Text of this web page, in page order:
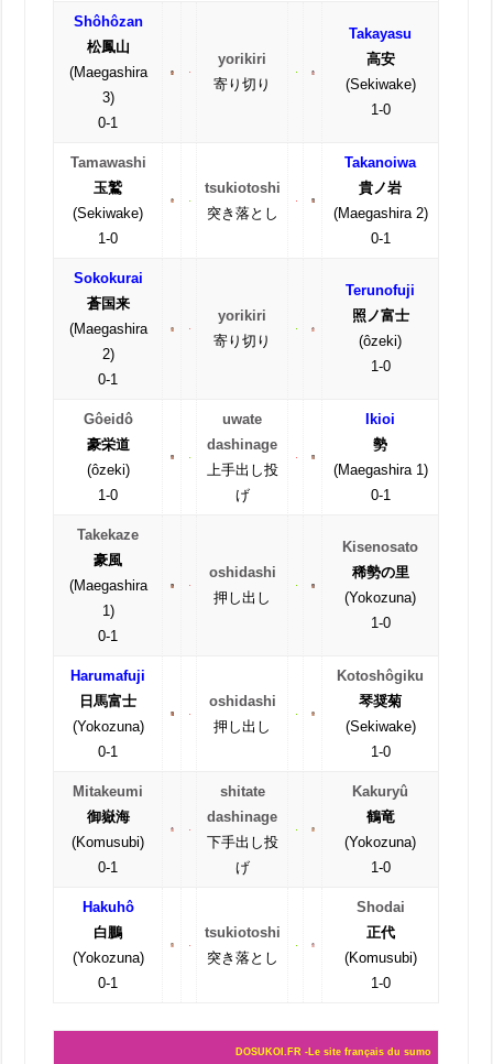
Shôhôzan
松鳳山
(Maegashira
3)
0-1
yorikiri
寄り切り
Takayasu
高安
(Sekiwake)
1-0
Tamawashi
玉鷲
(Sekiwake)
1-0
tsukiotoshi
突き落とし
Takanoiwa
貴ノ岩
(Maegashira 2)
0-1
Sokokurai
蒼国来
(Maegashira
2)
0-1
yorikiri
寄り切り
Terunofuji
照ノ富士
(ôzeki)
1-0
Gôeidô
豪栄道
(ôzeki)
1-0
uwate
dashinage
上手出し投
げ
Ikioi
勢
(Maegashira 1)
0-1
Takekaze
豪風
(Maegashira
1)
0-1
oshidashi
押し出し
Kisenosato
稀勢の里
(Yokozuna)
1-0
Harumafuji
日馬富士
(Yokozuna)
0-1
oshidashi
押し出し
Kotoshôgiku
琴奨菊
(Sekiwake)
1-0
Mitakeumi
御嶽海
(Komusubi)
0-1
shitate
dashinage
下手出し投
げ
Kakuryû
鶴竜
(Yokozuna)
1-0
Hakuhô
白鵬
(Yokozuna)
0-1
tsukiotoshi
突き落とし
Shodai
正代
(Komusubi)
1-0
DOSUKOI.FR -Le site français du sumo